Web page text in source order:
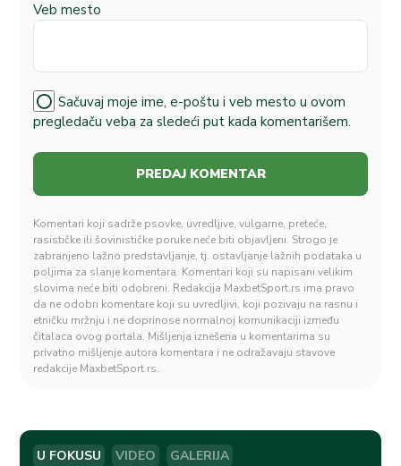
Veb mesto
Sačuvaj moje ime, e-poštu i veb mesto u ovom
pregledaču veba za sledeći put kada komentarišem.
Komentari koji sadrže psovke, uvredljive, vulgarne, preteće,
rasističke ili šovinističke poruke neće biti objavljeni. Strogo je
zabranjeno lažno predstavljanje, tj. ostavljanje lažnih podataka u
poljima za slanje komentara. Komentari koji su napisani velikim
slovima neće biti odobreni. Redakcija MaxbetSport.rs ima pravo
da ne odobri komentare koji su uvredljivi, koji pozivaju na rasnu i
etničku mržnju i ne doprinose normalnoj komunikaciji između
čitalaca ovog portala. Mišljenja iznešena u komentarima su
privatno mišljenje autora komentara i ne odražavaju stavove
redakcije MaxbetSport.rs.
U FOKUSU VIDEO GALERIJA